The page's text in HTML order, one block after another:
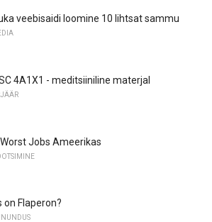
veebisaidi loomine 10 lihtsat sammu
4A1X1 - meditsiiniline materjal
Jobs Ameerikas
on Flaperon?